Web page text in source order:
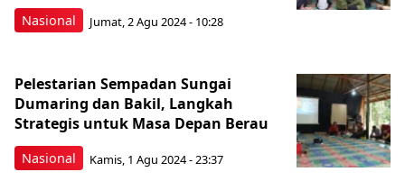
Nasional Jumat, 2 Agu 2024 - 10:28
Nasional
Pelestarian Sempadan Sungai
Dumaring dan Bakil, Langkah
Strategis untuk Masa Depan Berau
Kamis, 1 Agu 2024 - 23:37